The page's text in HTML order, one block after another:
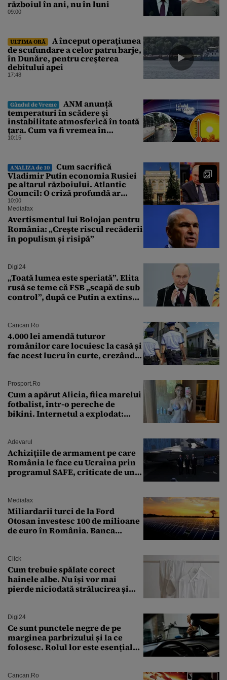
războiul în ani, nu în luni
09:00
ULTIMA ORĂ
A început operaţiunea
de scufundare a celor patru barje,
în Dunăre, pentru creşterea
debitului apei
17:48
Gândul de Vreme
ANM anunță
temperaturi în scădere și
instabilitate atmosferică în toată
țara. Cum va fi vremea în
București și când vin vijeliile
10:15
ANALIZA de 10
Cum sacrifică
Vladimir Putin economia Rusiei
pe altarul războiului. Atlantic
Council: O criză profundă ar
putea forța Kremlinul să apeleze
la ultimele resurse ale Băncii
Centrale
10:00
Mediafax
Avertismentul lui Bolojan pentru
România: „Crește riscul recăderii
în populism și risipă”
Digi24
„Toată lumea este speriată”. Elita
rusă se teme că FSB „scapă de sub
control”, după ce Putin a extins
Cancan.ro
4.000 lei amendă tuturor
românilor care locuiesc la casă și
fac acest lucru în curte, crezând
Prosport.ro
Cum a apărut Alicia, fiica marelui
fotbalist, într-o pereche de
bikini. Internetul a explodat:
Adevarul
Achizițiile de armament pe care
România le face cu Ucraina prin
programul SAFE, criticate de un
Mediafax
Miliardarii turci de la Ford
Otosan investesc 100 de milioane
de euro în România. Banca
Click
Cum trebuie spălate corect
hainele albe. Nu își vor mai
pierde niciodată strălucirea și
Digi24
Ce sunt punctele negre de pe
marginea parbrizului și la ce
folosesc. Rolul lor este esențial
Cancan.ro